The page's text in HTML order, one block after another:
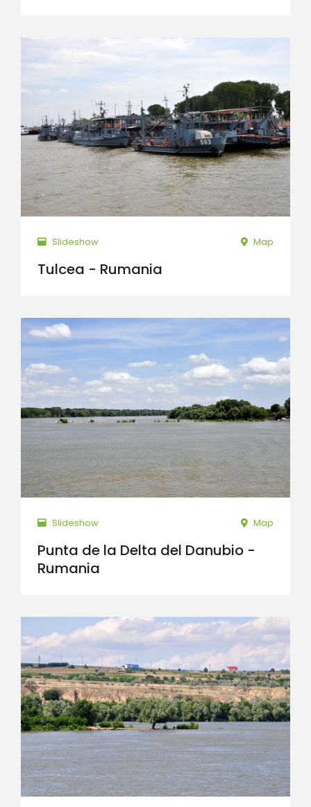
Slideshow Map
Tulcea - Rumania
Slideshow Map
Punta de la Delta del Danubio -
Rumania